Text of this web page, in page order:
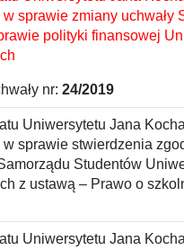
sprawie zmiany uchwały
polityki finansowej
nr: 24/2019
Uniwersytetu Jana
sprawie stwierdzenia
Studentów
z ustawą – Prawo o
Uniwersytetu Jana